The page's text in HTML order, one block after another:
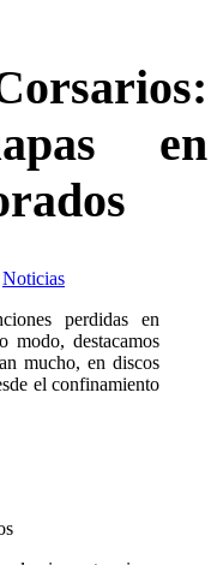
en
Noticias
perdidas en
modo, destacamos
mucho, en discos
el confinamiento